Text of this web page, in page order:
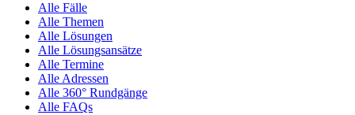
Alle Fälle
Alle Themen
Alle Lösungen
Alle Lösungsansätze
Alle Termine
Alle Adressen
Alle 360° Rundgänge
Alle FAQs